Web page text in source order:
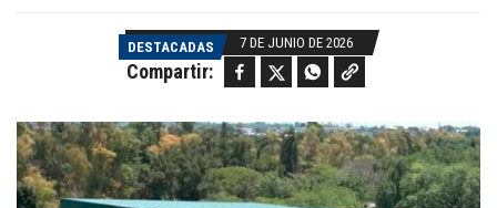
DESTACADAS 7 DE JUNIO DE 2026
Compartir: Facebook Twitter WhatsApp Copy link